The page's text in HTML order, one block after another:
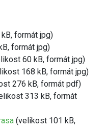
formát jpg)
formát jpg)
60 kB, formát jpg)
168 kB, formát jpg)
276 kB, formát pdf)
313 kB, formát
(velikost 101 kB,